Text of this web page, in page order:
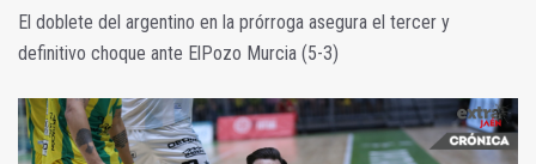
El doblete del argentino en la prórroga asegura el tercer y
definitivo choque ante ElPozo Murcia (5-3)